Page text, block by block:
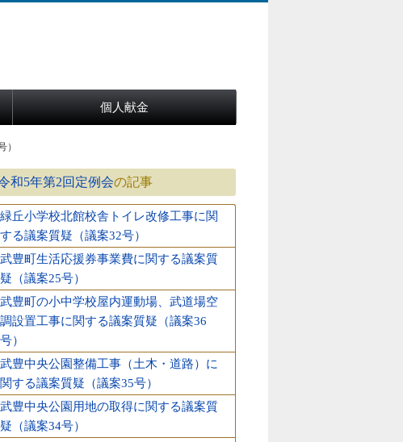
個人献金
）
和5年第2回定例会の記事
緑丘小学校北館校舎トイレ改修工事に関
する議案質疑（議案32号）
武豊町生活応援券事業費に関する議案質
疑（議案25号）
武豊町の小中学校屋内運動場、武道場空
調設置工事に関する議案質疑（議案36
号）
武豊中央公園整備工事（土木・道路）に
関する議案質疑（議案35号）
武豊中央公園用地の取得に関する議案質
疑（議案34号）